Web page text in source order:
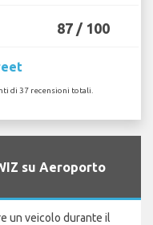
87 / 100
di 37 recensioni totali.
su Aeroporto
un veicolo durante il